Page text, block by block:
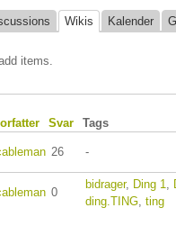
Wikis Kalender
items.
Svar Tags
26 -
0
bidrager, Ding 1
ding.TING ting